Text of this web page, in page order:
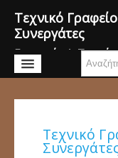
Τεχνικό
Συνεργάτες
Ευμορφία Α.
Μηχανικός ΜSc, ΕΔΕ
Υπηρεσίες
Τεχνικό